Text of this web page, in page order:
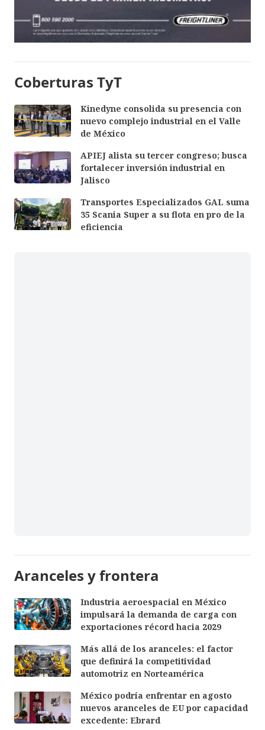
Coberturas TyT
Kinedyne consolida su presencia con
nuevo complejo industrial en el Valle
de México
APIEJ alista su tercer congreso; busca
fortalecer inversión industrial en
Jalisco
Transportes Especializados GAL suma
35 Scania Super a su flota en pro de la
eficiencia
Aranceles y frontera
Industria aeroespacial en México
impulsará la demanda de carga con
exportaciones récord hacia 2029
Más allá de los aranceles: el factor
que definirá la competitividad
automotriz en Norteamérica
México podría enfrentar en agosto
nuevos aranceles de EU por capacidad
excedente: Ebrard